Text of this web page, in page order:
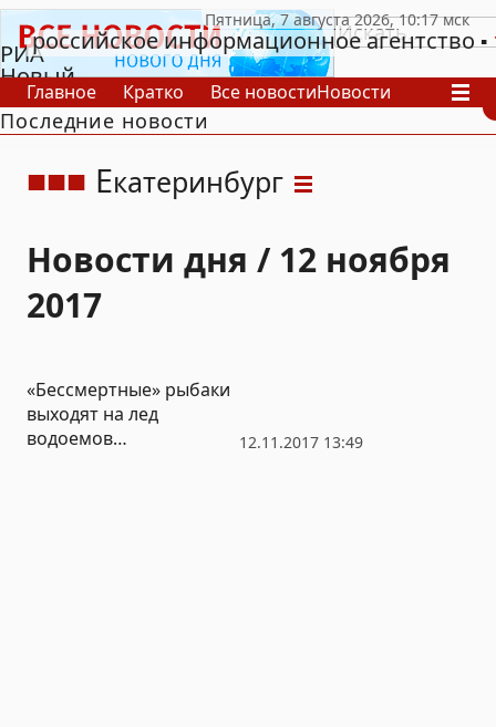
РИА
Новый
День
российское информационное агентство
Главное Кратко Все новостиНовости
В России
В мире
Последние новости
Екатеринбург
Новости дня / 12 ноября
2017
12.11.2017 13:49
«Бессмертные» рыбаки
выходят на лед
водоемов